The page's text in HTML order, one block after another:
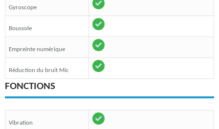
Gyroscope
Boussole
Empreinte numérique
Réduction du bruit Mic
FONCTIONS
Vibration